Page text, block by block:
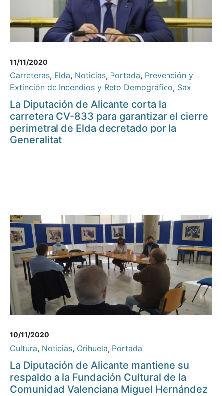
11/11/2020
Carreteras, Elda, Noticias, Portada, Prevención y
Extinción de Incendios y Reto Demográfico, Sax
La Diputación de Alicante corta la
carretera CV-833 para garantizar el cierre
perimetral de Elda decretado por la
Generalitat
10/11/2020
Cultura, Noticias, Orihuela, Portada
La Diputación de Alicante mantiene su
respaldo a la Fundación Cultural de la
Comunidad Valenciana Miguel Hernández